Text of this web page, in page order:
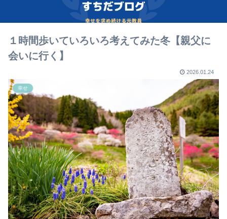
１時間歩いていろいろ考えてみた冬【親父に
会いに行く】
2026.01.24
幸せ